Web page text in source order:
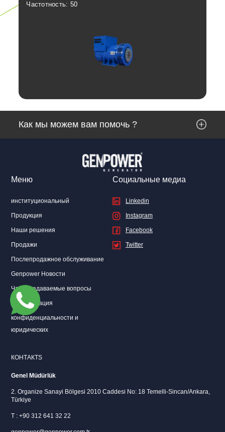
Частотность: 50
Отзывы
Как мы можем вам помочь ?
Меню
институциональный
Продукция
Наши решения
Продажи
Послепродажное обслуживание
Genpower Новости
Часто задаваемые вопросы
Коммуникация
конфиденциальности и
юридических
Социальные медиа
Linkedin
Instagram
Facebook
Twitter
КОНТАКТS
Genel Müdürlük
2. Organize Sanayi Bölgesi 2010 Caddesi No: 18 Temelli-Sincan/Ankara,
Türkiye
T : +90 312 641 32 22